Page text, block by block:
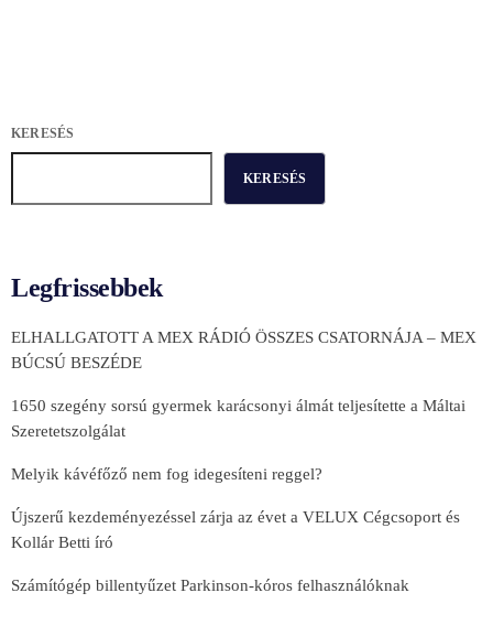
KERESÉS
KERESÉS
Legfrissebbek
ELHALLGATOTT A MEX RÁDIÓ ÖSSZES CSATORNÁJA – MEX
BÚCSÚ BESZÉDE
1650 szegény sorsú gyermek karácsonyi álmát teljesítette a Máltai
Szeretetszolgálat
Melyik kávéfőző nem fog idegesíteni reggel?
Újszerű kezdeményezéssel zárja az évet a VELUX Cégcsoport és
Kollár Betti író
Számítógép billentyűzet Parkinson-kóros felhasználóknak